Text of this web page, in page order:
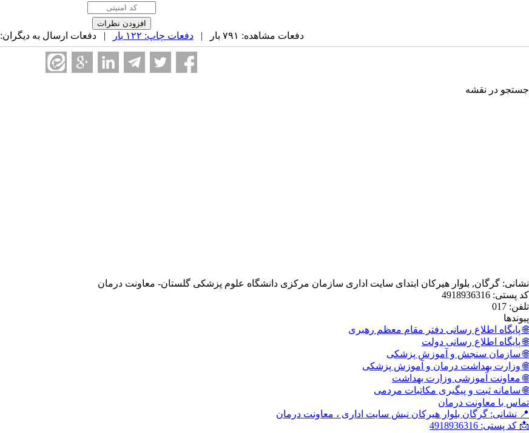
دفعات مشاهده: ۷۹۱ بار | دفعات چاپ: ۱۲۲ بار | دفعات ارسال به دیگران: ۰ بار |
جستجو در نقشه
نشانی: گرگان, بلوار هیرکان ابتدای سایت اداری سازمان مرکزی دانشگاه علوم پزشکی گلستان- معاونت درمان
کد پستی: 4918936316
تلفن: 017
پیوندها
🌐 پایگاه اطلاع رسانی دفتر مقام معظم رهبری
🌐 پایگاه اطلاع رسانی دولت
🌐 سازمان سنجش و آموزش پزشکی
🌐 وزارت بهداشت درمان و آموزش پزشکی
🌐 معاونت آموزشی وزارت بهداشت
🌐 سامانه ثبت و پیگیری مکاتبات مردمی
تماس با معاونت درمان
📍 نشانی: گرگان بلوار هیرکان نبش سایت اداری ، معاونت درمان
📩 کد پستی: 4918936316